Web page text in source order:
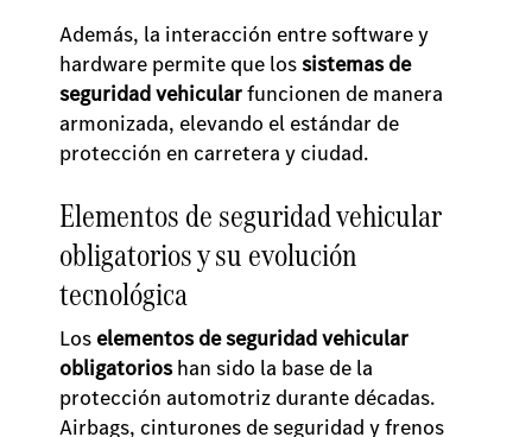
Además, la interacción entre software y
hardware permite que lossistemas de
seguridad vehicularfuncionen de manera
armonizada, elevando el estándar de
protección en carretera y ciudad.
Elementos de seguridad vehicular
obligatorios y su evolución
tecnológica
Los elementos de seguridad vehicular
obligatorioshan sido la base de la
protección automotriz durante décadas.
Airbags, cinturones de seguridad y frenos